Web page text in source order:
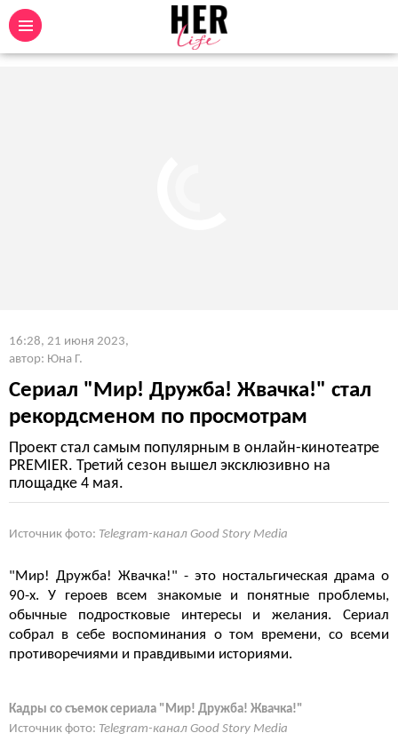
16:28, 21 июня 2023,
автор: Юна Г.
Сериал "Мир! Дружба! Жвачка!" стал
рекордсменом по просмотрам
Проект стал самым популярным в онлайн-кинотеатре
PREMIER. Третий сезон вышел эксклюзивно на
площадке 4 мая.
Источник фото: Telegram-канал Good Story Media
"Мир! Дружба! Жвачка!" - это ностальгическая драма о
90-х. У героев всем знакомые и понятные проблемы,
обычные подростковые интересы и желания. Сериал
собрал в себе воспоминания о том времени, со всеми
противоречиями и правдивыми историями.
Кадры со съемок сериала "Мир! Дружба! Жвачка!"
Источник фото: Telegram-канал Good Story Media